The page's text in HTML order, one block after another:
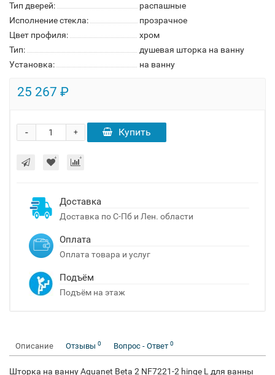
Тип дверей:
распашные
Исполнение стекла:
прозрачное
Цвет профиля:
хром
Тип:
душевая шторка на ванну
Установка:
на ванну
25 267 ₽
+
- Купить
Доставка
Доставка по С-Пб и Лен. области
Оплата
Оплата товара и услуг
Подъём
Подъём на этаж
Описание Отзывы 0 Вопрос - Ответ 0
Шторка на ванну Aquanet Beta 2 NF7221-2 hinge L для ванны